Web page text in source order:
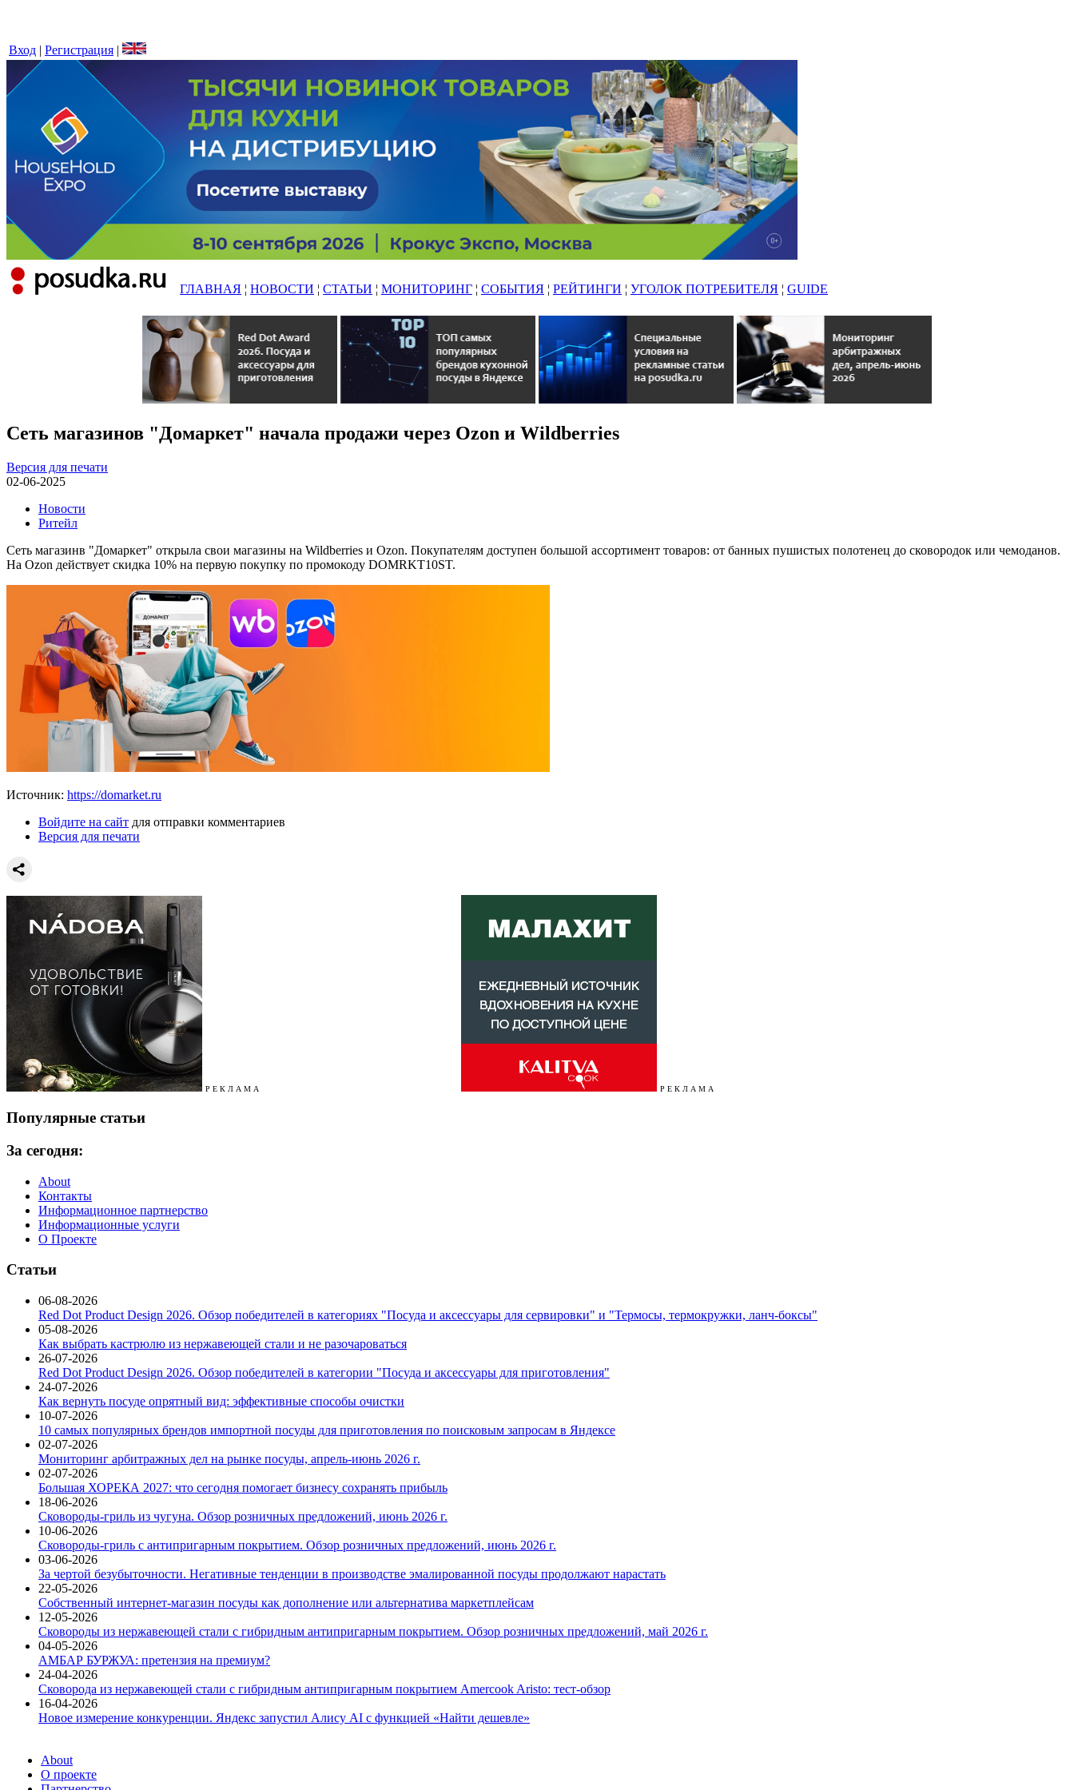
Вход | Регистрация |
ГЛАВНАЯ ¦ НОВОСТИ ¦ СТАТЬИ ¦ МОНИТОРИНГ ¦ СОБЫТИЯ ¦ РЕЙТИНГИ ¦ УГОЛОК ПОТРЕБИТЕЛЯ ¦ GUIDE
Сеть магазинов "Домаркет" начала продажи через Ozon и Wildberries
Версия для печати
02-06-2025
Новости
Ритейл
Сеть магазинв "Домаркет" открыла свои магазины на Wildberries и Ozon. Покупателям доступен большой ассортимент товаров: от банных пушистых полотенец до сковородок или чемоданов.
На Ozon действует скидка 10% на первую покупку по промокоду DOMRKT10ST.
Источник: https://domarket.ru
Войдите на сайт для отправки комментариев
Версия для печати
Р Е К Л А М А Р Е К Л А М А
Популярные статьи
За сегодня:
About
Контакты
Информационное партнерство
Информационные услуги
О Проекте
Статьи
06-08-2026
Red Dot Product Design 2026. Обзор победителей в категориях "Посуда и аксессуары для сервировки" и "Термосы, термокружки, ланч-боксы"
05-08-2026
Как выбрать кастрюлю из нержавеющей стали и не разочароваться
26-07-2026
Red Dot Product Design 2026. Обзор победителей в категории "Посуда и аксессуары для приготовления"
24-07-2026
Как вернуть посуде опрятный вид: эффективные способы очистки
10-07-2026
10 самых популярных брендов импортной посуды для приготовления по поисковым запросам в Яндексе
02-07-2026
Мониторинг арбитражных дел на рынке посуды, апрель-июнь 2026 г.
02-07-2026
Большая ХОРЕКА 2027: что сегодня помогает бизнесу сохранять прибыль
18-06-2026
Сковороды-гриль из чугуна. Обзор розничных предложений, июнь 2026 г.
10-06-2026
Сковороды-гриль с антипригарным покрытием. Обзор розничных предложений, июнь 2026 г.
03-06-2026
За чертой безубыточности. Негативные тенденции в производстве эмалированной посуды продолжают нарастать
22-05-2026
Собственный интернет-магазин посуды как дополнение или альтернатива маркетплейсам
12-05-2026
Сковороды из нержавеющей стали с гибридным антипригарным покрытием. Обзор розничных предложений, май 2026 г.
04-05-2026
АМБАР БУРЖУА: претензия на премиум?
24-04-2026
Сковорода из нержавеющей стали с гибридным антипригарным покрытием Amercook Aristo: тест-обзор
16-04-2026
Новое измерение конкуренции. Яндекс запустил Алису AI с функцией «Найти дешевле»
About
О проекте